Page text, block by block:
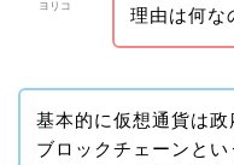
ヨリコ 理由は何な
基本的に仮想通貨は
ブロックチェーンと